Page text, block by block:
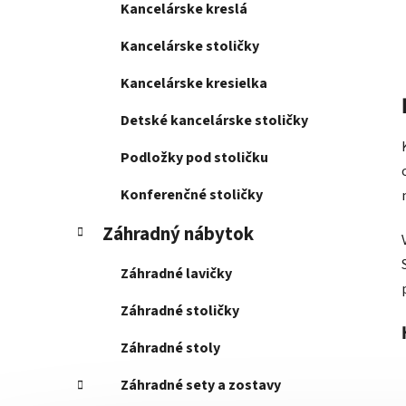
Kancelárske kreslá
Kancelárske stoličky
Kancelárske kresielka
Detské kancelárske stoličky
Podložky pod stoličku
Konferenčné stoličky
Záhradný nábytok
Záhradné lavičky
Záhradné stoličky
Záhradné stoly
Záhradné sety a zostavy